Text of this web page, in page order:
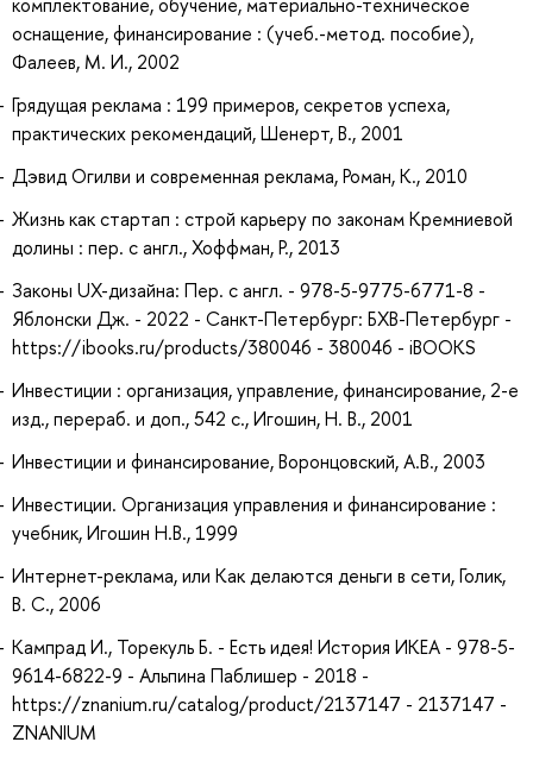
оснащение, финансирование : (учеб.-метод. пособие),
Фалеев, М. И., 2002
Грядущая реклама : 199 примеров, секретов успеха,
практических рекомендаций, Шенерт, В., 2001
Дэвид Огилви и современная реклама, Роман, К., 2010
Жизнь как стартап : строй карьеру по законам Кремниевой
долины : пер. с англ., Хоффман, Р., 2013
Законы UX-дизайна: Пер. с англ. - 978-5-9775-6771-8 -
Яблонски Дж. - 2022 - Санкт-Петербург: БХВ-Петербург -
https://ibooks.ru/products/380046 - 380046 - iBOOKS
Инвестиции : организация, управление, финансирование, 2-е
изд., перераб. и доп., 542 с., Игошин, Н. В., 2001
Инвестиции и финансирование, Воронцовский, А.В., 2003
Инвестиции. Организация управления и финансирование :
учебник, Игошин Н.В., 1999
Интернет-реклама, или Как делаются деньги в сети, Голик,
В. С., 2006
Кампрад И., Торекуль Б. - Есть идея! История ИКЕА - 978-5-
9614-6822-9 - Альпина Паблишер - 2018 -
https://znanium.ru/catalog/product/2137147 - 2137147 -
ZNANIUM